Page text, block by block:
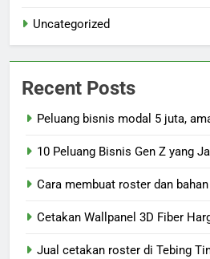
Uncategorized
Recent Posts
Peluang bisnis modal 5 juta,
10 Peluang Bisnis Gen Z yang
Cara membuat roster dan
Cetakan Wallpanel 3D Fiber
Jual cetakan roster di Tebing